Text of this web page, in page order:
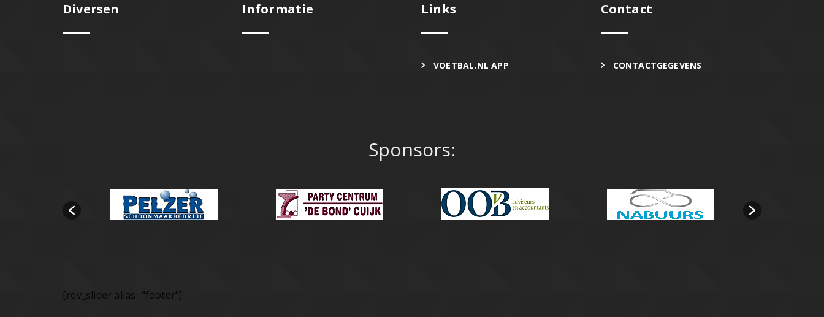
Diversen Informatie Links
VOETBAL.NL APP
Contact
CONTACTGEGEVENS
Sponsors:
[rev_slider alias="footer"]